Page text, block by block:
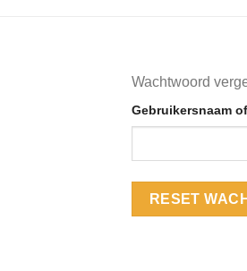
Wachtwoord
Gebruikersnaam
RESET